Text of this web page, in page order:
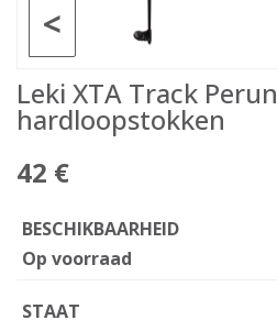
<
Leki XTA Track Perun
hardloopstokken
42 €
BESCHIKBAARHEID
Op voorraad
STAAT